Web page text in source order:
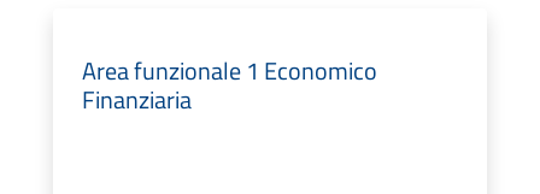
Area funzionale 1 Economico
Finanziaria